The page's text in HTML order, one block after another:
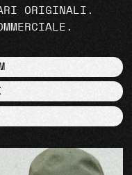
ORIGINALI.